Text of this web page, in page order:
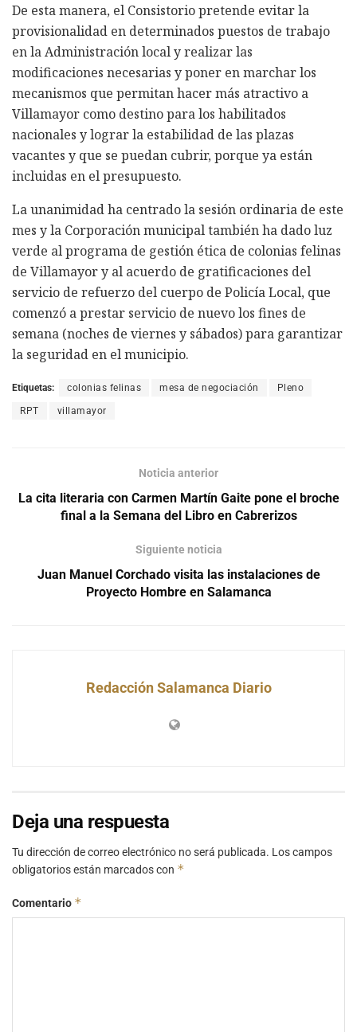
De esta manera, el Consistorio pretende evitar la
provisionalidad en determinados puestos de trabajo
en la Administración local y realizar las
modificaciones necesarias y poner en marchar los
mecanismos que permitan hacer más atractivo a
Villamayor como destino para los habilitados
nacionales y lograr la estabilidad de las plazas
vacantes y que se puedan cubrir, porque ya están
incluidas en el presupuesto.
La unanimidad ha centrado la sesión ordinaria de este
mes y la Corporación municipal también ha dado luz
verde al programa de gestión ética de colonias felinas
de Villamayor y al acuerdo de gratificaciones del
servicio de refuerzo del cuerpo de Policía Local, que
comenzó a prestar servicio de nuevo los fines de
semana (noches de viernes y sábados) para garantizar
la seguridad en el municipio.
Etiquetas: colonias felinas mesa de negociación Pleno
RPT villamayor
Noticia anterior
La cita literaria con Carmen Martín Gaite pone el broche
final a la Semana del Libro en Cabrerizos
Siguiente noticia
Juan Manuel Corchado visita las instalaciones de
Proyecto Hombre en Salamanca
Redacción Salamanca Diario
Deja una respuesta
Tu dirección de correo electrónico no será publicada. Los campos
obligatorios están marcados con *
Comentario *